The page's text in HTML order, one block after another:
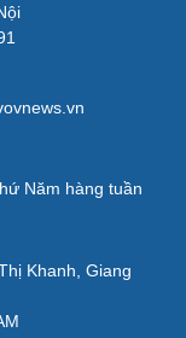
xây dựng phần
cho xuất
trái phiếu: Cần